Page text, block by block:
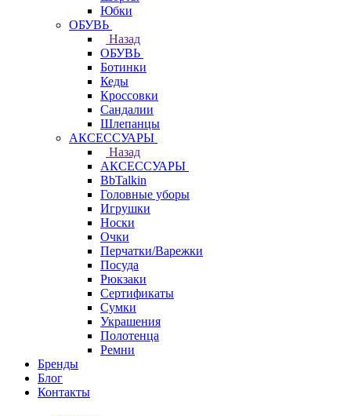
Юбки
ОБУВЬ
Назад
ОБУВЬ
Ботинки
Кеды
Кроссовки
Сандалии
Шлепанцы
АКСЕССУАРЫ
Назад
АКСЕССУАРЫ
BbTalkin
Головные уборы
Игрушки
Носки
Очки
Перчатки/Варежки
Посуда
Рюкзаки
Сертификаты
Сумки
Украшения
Полотенца
Ремни
Бренды
Блог
Контакты